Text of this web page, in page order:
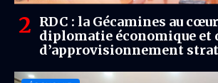
RDC : la Gécamines au
diplomatie économique et
d’approvisionnement